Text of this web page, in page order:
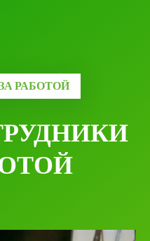
РАБОТОЙ